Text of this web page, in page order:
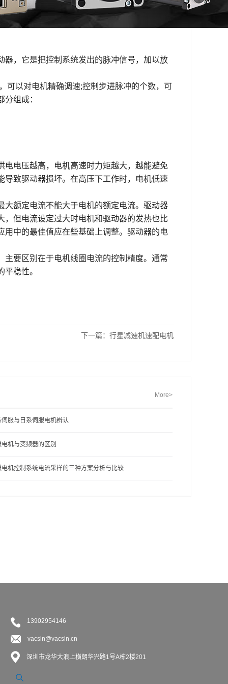
，它是把控制系统发出的脉冲信号，加以放
可以对电机精确调速;控制步进脉冲的个数，可
组成：
电压越高，电机高速时力矩越大，越能避免
致驱动器损坏。在高压下工作时，电机低速
额定电流不能大于电机的额定电流。驱动器
但电流设定过大时电机和驱动器的发热也比
中的最佳值应在些基础上调整。驱动器的电
要区别在于电机线圈电流的控制精度。通常
稳性。
下一篇： 行星减速机速配电机
More>
伺服与日系伺服电机辨认
机与变频器的区别
电机控制系统电流采样的三种方案分析与比较
13902954146
vacsin@vacsin.cn
深圳市龙华大浪上横朗华兴路1号A栋2楼201